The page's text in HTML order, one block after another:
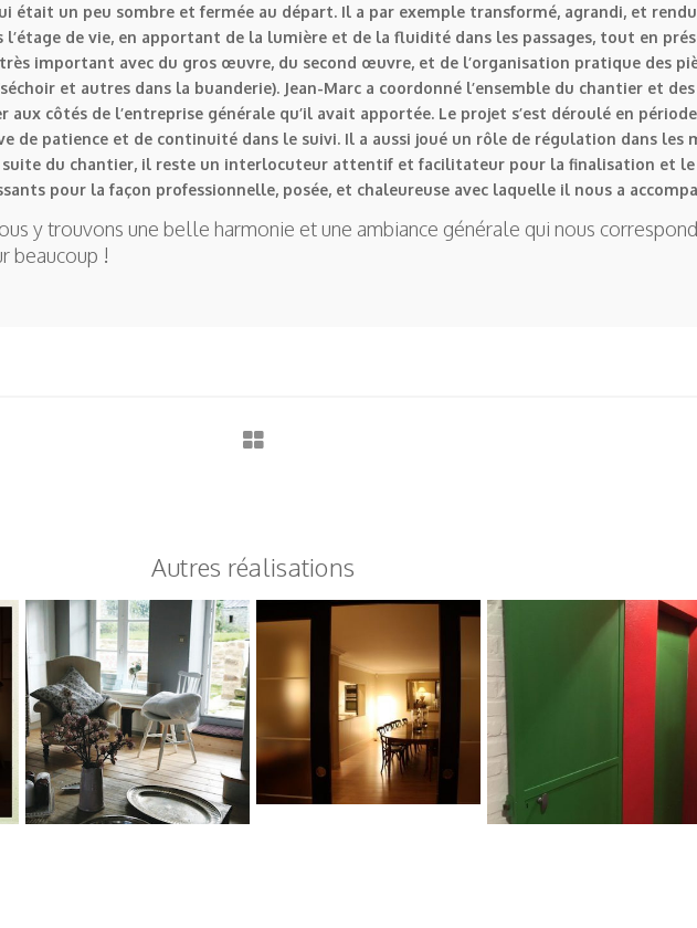
était un peu sombre et fermée au départ. Il a par exemple transformé, agrandi, et
l’étage de vie, en apportant de la lumière et de la fluidité dans les passages, tout en
important avec du gros œuvre, du second œuvre, et de l’organisation pratique des
et autres dans la buanderie). Jean-Marc a coordonné l’ensemble du chantier et
côtés de l’entreprise générale qu’il avait apportée. Le projet s’est déroulé en période
de patience et de continuité dans le suivi. Il a aussi joué un rôle de régulation dans les
suite du chantier, il reste un interlocuteur attentif et facilitateur pour la finalisation et
pour la façon professionnelle, posée, et chaleureuse avec laquelle il nous a
y trouvons une belle harmonie et une ambiance générale qui nous
beaucoup !
Autres réalisations